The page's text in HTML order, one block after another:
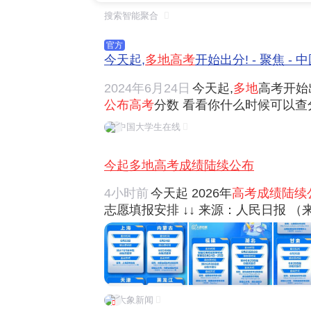
搜索智能聚合
官方
今天起,多地高考开始出分! - 聚焦 -
2024年6月24日 今天起,多地高考开
公布高考分数 看看你什么时候可以
布考生 高考成绩
中国大学生在线
今起多地高考成绩陆续公布
4小时前 今天起 2026年高考成绩陆
志愿填报安排 ↓↓ 来源：人民日报 （
大象新闻